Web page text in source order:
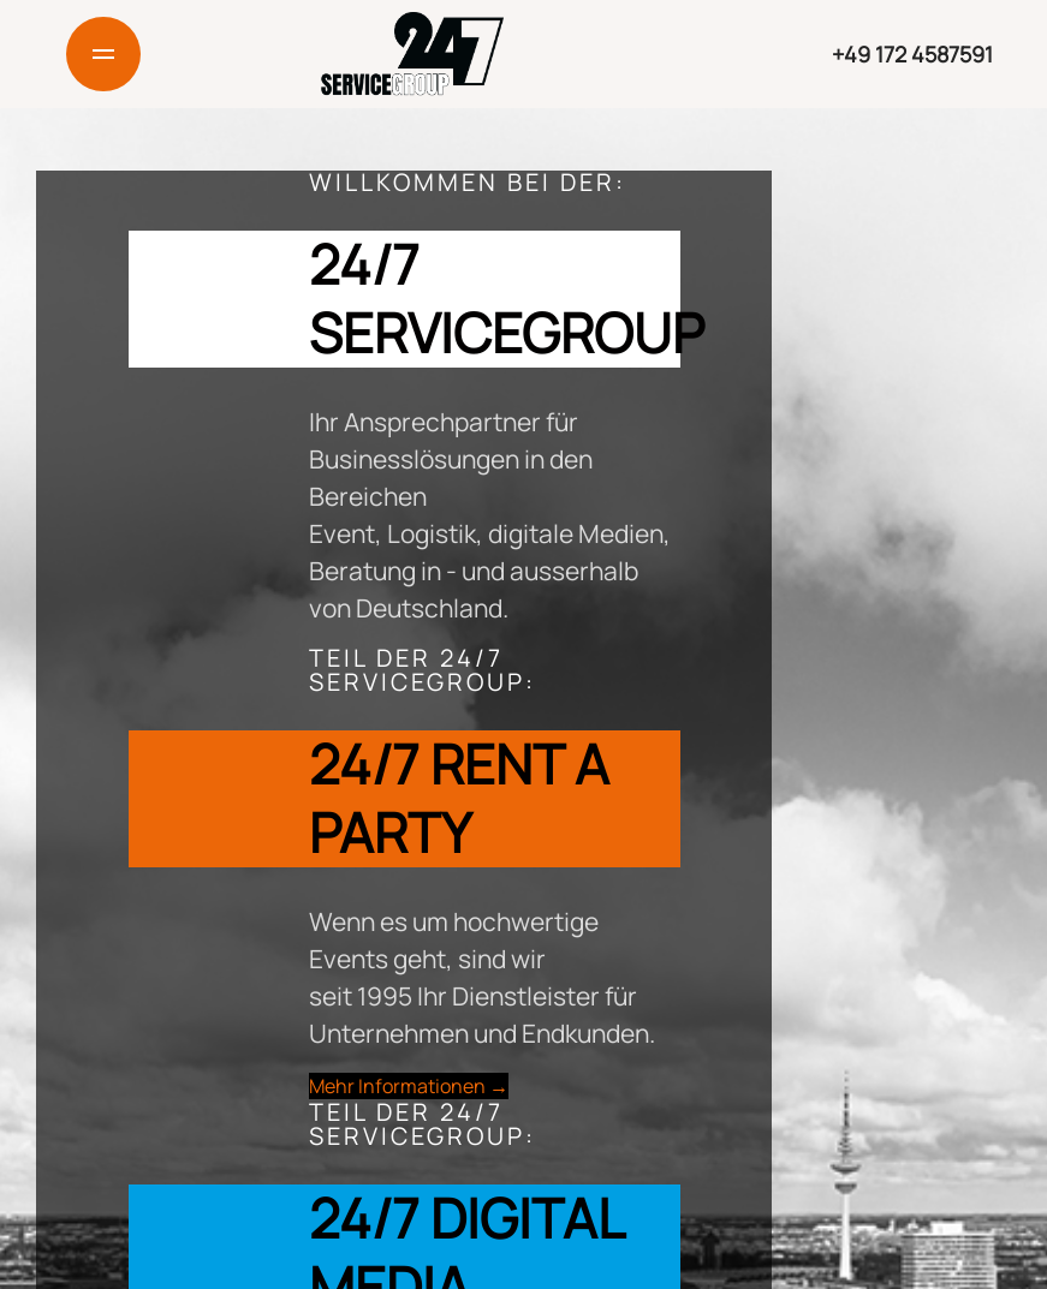
24/7 Consulting
Kontakt
+49 172 4587591
WILLKOMMEN BEI DER:
24/7
SERVICEGROUP
Ihr Ansprechpartner für
Businesslösungen in den
Bereichen
Event, Logistik, digitale Medien,
Beratung in - und ausserhalb
von Deutschland.
TEIL DER 24/7
SERVICEGROUP:
24/7 RENT A
PARTY
Wenn es um hochwertige
Events geht, sind wir
seit 1995 Ihr Dienstleister für
Unternehmen und Endkunden.
Mehr Informationen →
TEIL DER 24/7
SERVICEGROUP:
24/7 DIGITAL